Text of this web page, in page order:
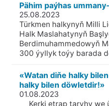
Pähim paýhas
25.08.2023
Türkmen halkynyň Milli
Halk Maslahatynyň
Berdimuhammedowyň
300 ýyllyk toýy barada
«Watan diňe halky
halky bilen döwletdir!»
01.08.2023
Kerki etrap taryhy we